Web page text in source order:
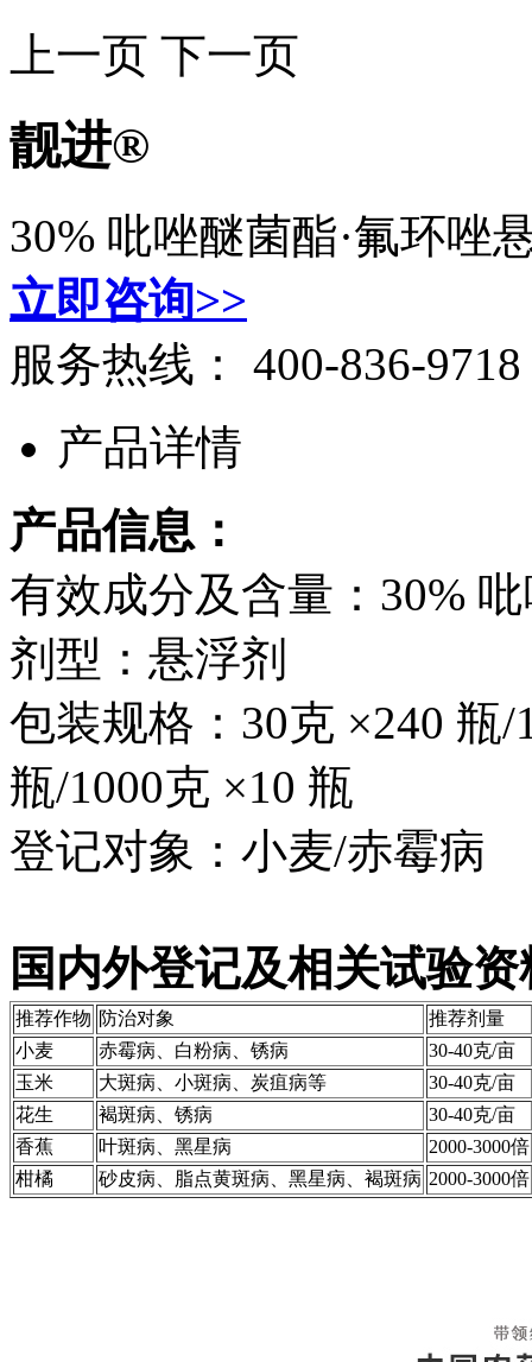
上一页 下一页
靓进®
30% 吡唑醚菌酯·氟环唑
立即咨询>>
服务热线： 400-836-9718
产品详情
产品信息：
有效成分及含量：30%
剂型：悬浮剂
包装规格：30克 ×240 瓶/
瓶/1000克 ×10 瓶
登记对象：小麦/赤霉病
国内外登记及相关试验
推荐作物 防治对象
推荐剂量
小麦
赤霉病、白粉病、锈病
30-40克/亩
玉米
大斑病、小斑病、炭疽病等
30-40克/亩
花生
褐斑病、锈病
30-40克/亩
香蕉
叶斑病、黑星病
2000-3000倍
柑橘
砂皮病、脂点黄斑病、黑星病、褐斑病 2000-3000倍